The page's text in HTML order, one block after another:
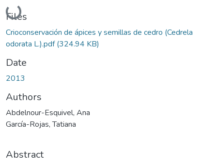
Loading...
Files
Crioconservación de ápices y semillas de cedro (Cedrela
odorata L.).pdf(324.94 KB)
Date
2013
Authors
Abdelnour-Esquivel, Ana
García-Rojas, Tatiana
Abstract